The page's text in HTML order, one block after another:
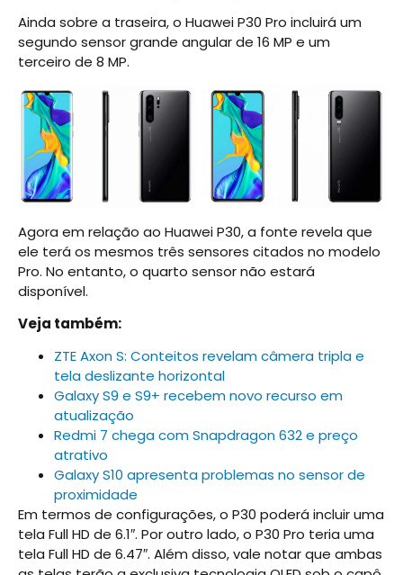
Ainda sobre a traseira, o Huawei P30 Pro incluirá um
segundo sensor grande angular de 16 MP e um
terceiro de 8 MP.
Agora em relação ao Huawei P30, a fonte revela que
ele terá os mesmos três sensores citados no modelo
Pro. No entanto, o quarto sensor não estará
disponível.
Veja também:
ZTE Axon S: Conteitos revelam câmera tripla e
tela deslizante horizontal
Galaxy S9 e S9+ recebem novo recurso em
atualização
Redmi 7 chega com Snapdragon 632 e preço
atrativo
Galaxy S10 apresenta problemas no sensor de
proximidade
Em termos de configurações, o P30 poderá incluir uma
tela Full HD de 6.1″. Por outro lado, o P30 Pro teria uma
tela Full HD de 6.47″. Além disso, vale notar que ambas